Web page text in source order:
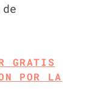
GRATIS
POR LA